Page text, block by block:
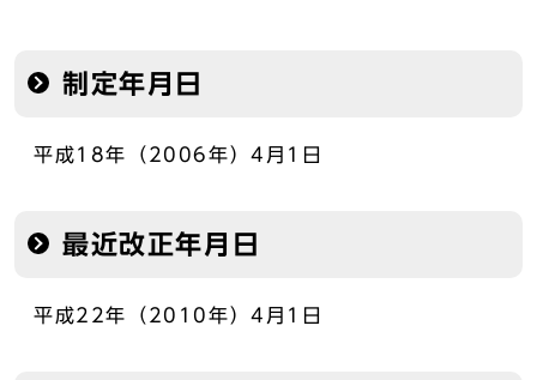
制定年月日
平成18年（2006年）4月1日
最近改正年月日
平成22年（2010年）4月1日